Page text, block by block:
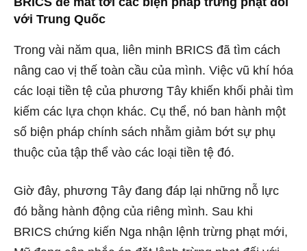
với Trung Quốc
Trong vài năm qua, liên minh BRICS đã tìm cách
nâng cao vị thế toàn cầu của mình. Việc vũ khí hóa
các loại tiền tệ của phương Tây khiến khối phải tìm
kiếm các lựa chọn khác. Cụ thể, nó ban hành một
số biện pháp chính sách nhằm giảm bớt sự phụ
thuộc của tập thể vào các loại tiền tệ đó.
Giờ đây, phương Tây đang đáp lại những nỗ lực
đó bằng hành động của riêng mình. Sau khi
BRICS chứng kiến ​​Nga nhận lệnh trừng phạt mới,